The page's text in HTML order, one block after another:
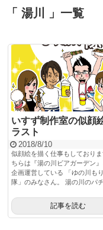
「 湯川 」一覧
いすず制作室の似顔
ラスト
2018/8/10
似顔絵を描く仕事もしておりま
ちらは『湯の川ビアガーデン
企画運営している 「ゆの川も
隊」のみなさん。 湯の川のパチ
記事を読む